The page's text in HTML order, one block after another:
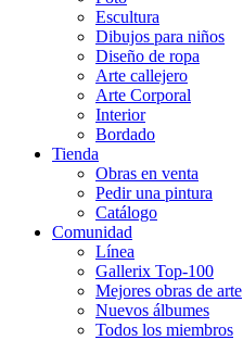
Escultura
Dibujos para niños
Diseño de ropa
Arte callejero
Arte Corporal
Interior
Bordado
Tienda
Obras en venta
Pedir una pintura
Catálogo
Comunidad
Línea
Gallerix Top-100
Mejores obras de arte
Nuevos álbumes
Todos los miembros